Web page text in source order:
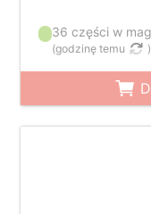
36 części w
(godzinę temu )